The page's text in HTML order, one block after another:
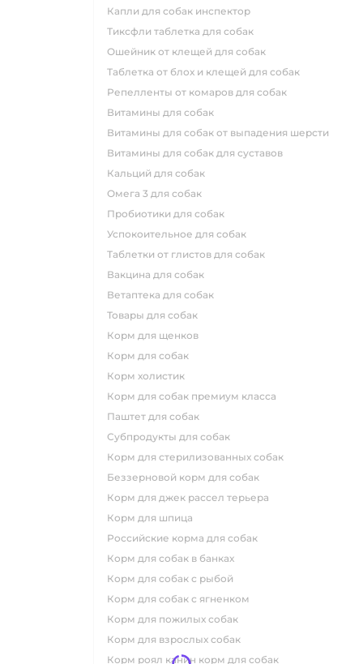
капли для собак инспектор
тиксфли таблетка для собак
ошейник от клещей для собак
таблетка от блох и клещей для собак
репелленты от комаров для собак
витамины для собак
витамины для собак от выпадения шерсти
витамины для собак для суставов
кальций для собак
омега 3 для собак
пробиотики для собак
успокоительное для собак
таблетки от глистов для собак
вакцина для собак
ветаптека для собак
товары для собак
корм для щенков
корм для собак
корм холистик
корм для собак премиум класса
паштет для собак
субпродукты для собак
корм для стерилизованных собак
беззерновой корм для собак
корм для джек рассел терьера
корм для шпица
российские корма для собак
корм для собак в банках
корм для собак с рыбой
корм для собак с ягненком
корм для пожилых собак
корм для взрослых собак
корм роял канин корм для собак